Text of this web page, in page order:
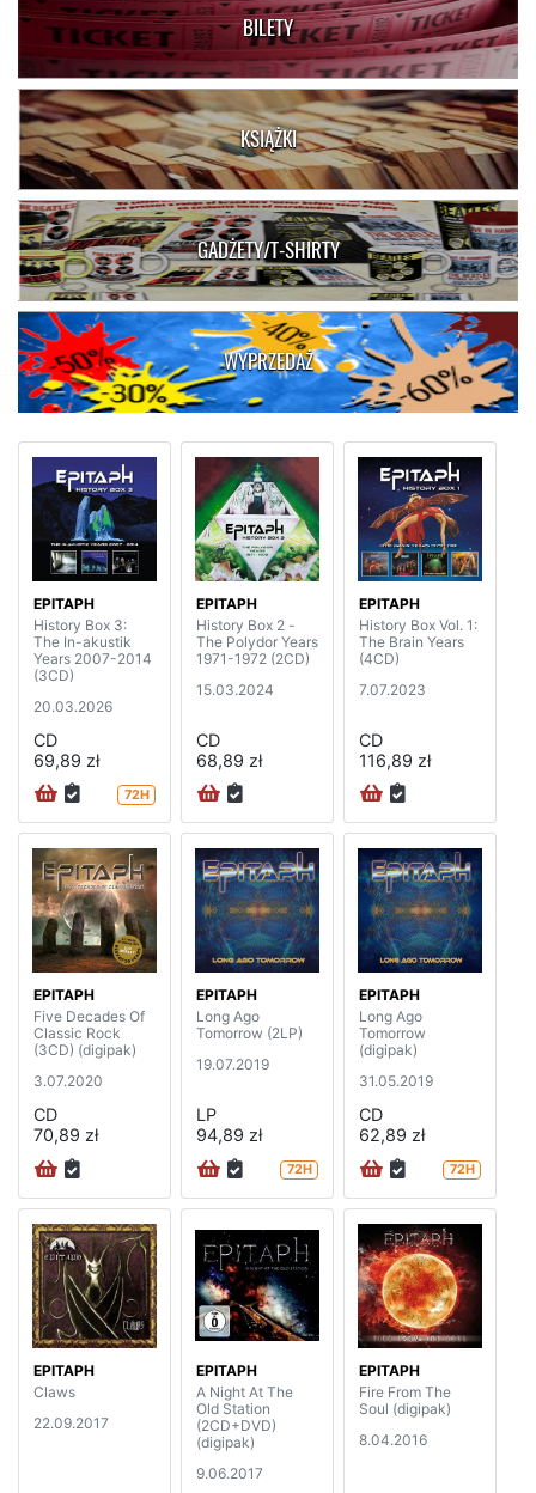
BILETY
KSIĄŻKI
GADŻETY/T-SHIRTY
WYPRZEDAŻ
EPITAPH
History Box 3:
The In-akustik
Years 2007-2014
(3CD)
20.03.2026
CD
69,89 zł
72H
EPITAPH
History Box 2 -
The Polydor Years
1971-1972 (2CD)
15.03.2024
CD
68,89 zł
EPITAPH
History Box Vol. 1:
The Brain Years
(4CD)
7.07.2023
CD
116,89 zł
EPITAPH
Five Decades Of
Classic Rock
(3CD) (digipak)
3.07.2020
CD
70,89 zł
EPITAPH
Long Ago
Tomorrow (2LP)
19.07.2019
LP
94,89 zł
72H
EPITAPH
Long Ago
Tomorrow
(digipak)
31.05.2019
CD
62,89 zł
72H
EPITAPH
Claws
22.09.2017
EPITAPH
A Night At The
Old Station
(2CD+DVD)
(digipak)
9.06.2017
EPITAPH
Fire From The
Soul (digipak)
8.04.2016